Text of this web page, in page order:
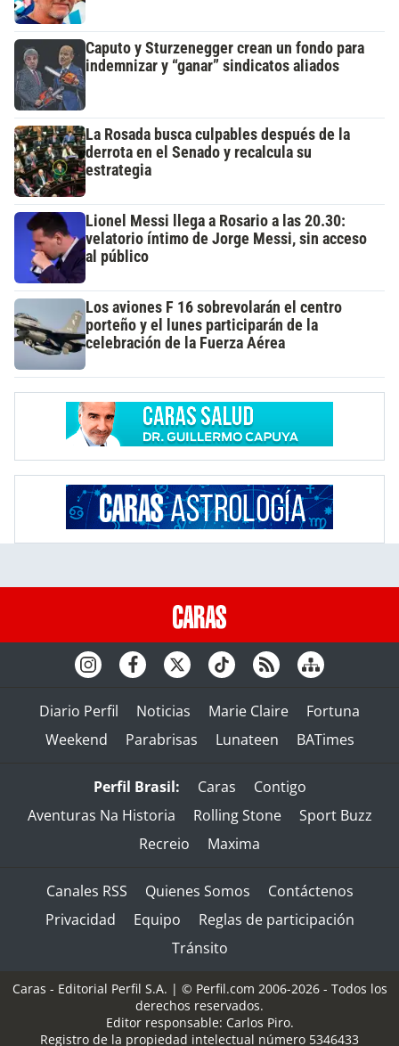
Caputo y Sturzenegger crean un fondo para
indemnizar y “ganar” sindicatos aliados
La Rosada busca culpables después de la
derrota en el Senado y recalcula su
estrategia
Lionel Messi llega a Rosario a las 20.30:
velatorio íntimo de Jorge Messi, sin acceso
al público
Los aviones F 16 sobrevolarán el centro
porteño y el lunes participarán de la
celebración de la Fuerza Aérea
Diario Perfil Noticias Marie Claire
Fortuna
Weekend
Parabrisas Lunateen BATimes
Perfil Brasil: Caras
Contigo
Aventuras Na Historia
Rolling Stone
Sport Buzz
Recreio
Maxima
Canales RSS Quienes Somos
Contáctenos
Privacidad
Equipo
Reglas de participación
Tránsito
Caras - Editorial Perfil S.A. | © Perfil.com 2006-2026 - Todos los
derechos reservados.
Editor responsable: Carlos Piro.
Registro de la propiedad intelectual número 5346433